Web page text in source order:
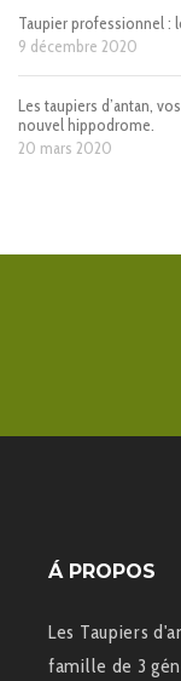
Taupier professionnel :
9 décembre 2020
Les taupiers d’antan,
nouvel hippodrome.
20 mars 2020
Á PROPOS
Les Taupiers
famille de 3